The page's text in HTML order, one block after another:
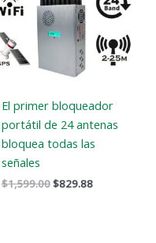
El primer bloqueador
portátil de 24 antenas
bloquea todas las
señales
$1,599.00$829.88